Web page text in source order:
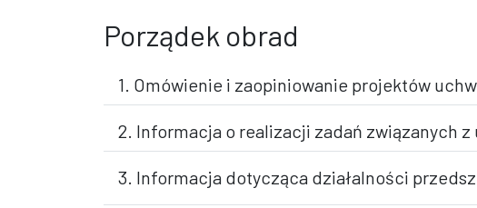
Porządek obrad
1. Omówienie i zaopiniowanie projektów
2. Informacja o realizacji zadań związanych
3. Informacja dotycząca działalności